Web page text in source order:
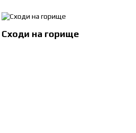
Сходи на горище